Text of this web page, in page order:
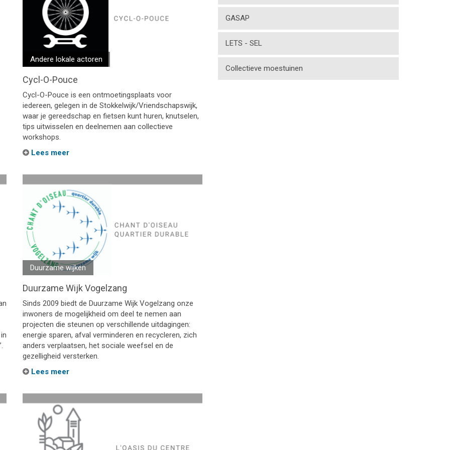
Andere lokale actoren
Cycl-O-Pouce
Cycl-O-Pouce is een ontmoetingsplaats voor
iedereen, gelegen in de Stokkelwijk/Vriendschapswijk,
waar je gereedschap en fietsen kunt huren, knutselen,
tips uitwisselen en deelnemen aan collectieve
workshops.
Lees meer
Duurzame wijken
Duurzame Wijk Vogelzang
Sinds 2009 biedt de Duurzame Wijk Vogelzang onze
inwoners de mogelijkheid om deel te nemen aan
projecten die steunen op verschillende uitdagingen:
energie sparen, afval verminderen en recycleren, zich
anders verplaatsen, het sociale weefsel en de
gezelligheid versterken.
Lees meer
GASAP
LETS - SEL
Collectieve moestuinen